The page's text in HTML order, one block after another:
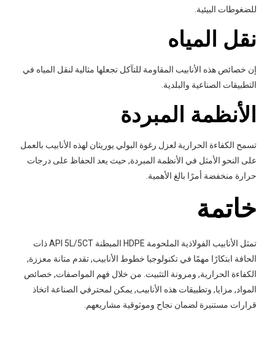
للضغوطات البيئية.
نقل المياه
إن خصائص هذه الأنابيب المقاومة للتآكل تجعلها مثالية لنقل المياه في
التطبيقات الصناعية والبلدية.
الأنظمة المبردة
تسمح الكفاءة الحرارية لعزل رغوة البولي يوريثان لهذه الأنابيب بالعمل
على النحو الأمثل في الأنظمة المبردة, حيث يعد الحفاظ على درجات
حرارة منخفضة أمرًا بالغ الأهمية.
خاتمة
تمثل الأنابيب الفولاذية الملحومة HDPE المبطنة API 5L/5CT ذات
الحافة ابتكارًا مهمًا في تكنولوجيا خطوط الأنابيب, تقدم متانة معززة,
الكفاءة الحرارية, ومرونة التثبيت. من خلال فهم المواصفات, خصائص
المواد, مزايا, وتطبيقات هذه الأنابيب, يمكن لمحترفي الصناعة اتخاذ
قرارات مستنيرة لضمان نجاح وموثوقية مشاريعهم.